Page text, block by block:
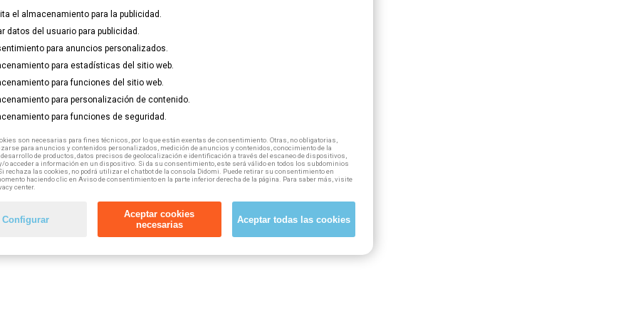
haciendo click aquí.
el almacenamiento para la publicidad.
datos del usuario para publicidad.
para anuncios personalizados.
para estadísticas del sitio web.
para funciones del sitio web.
para personalización de contenido.
para funciones de seguridad.
son necesarias para fines técnicos, por lo que están exentas de consentimiento. Otras, no obligatorias,
para anuncios y contenidos personalizados, medición de anuncios y contenidos, conocimiento de la
de productos, datos precisos de geolocalización e identificación a través del escaneo de dispositivos,
o acceder a información en un dispositivo. Si da su consentimiento, este será válido en todos los subdominios
rechaza las cookies, no podrá utilizar el chatbot de la consola Didomi. Puede retirar su consentimiento en
haciendo clic en Aviso de consentimiento en la parte inferior derecha de la página. Para saber más, visite
center.
Configurar
Aceptar cookies
necesarias
Aceptar todas las cookies